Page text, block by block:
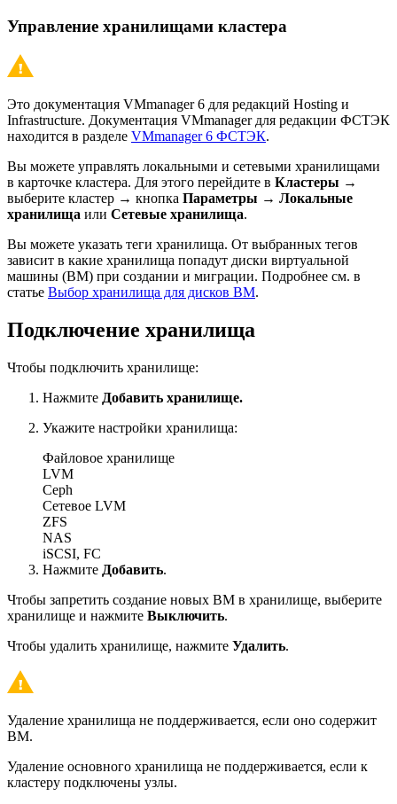
Управление хранилищами кластера
Это документация VMmanager 6 для редакций Hosting и
Infrastructure. Документация VMmanager для редакции ФСТЭК
находится в разделе VMmanager 6 ФСТЭК.
Вы можете управлять локальными и сетевыми хранилищами
в карточке кластера. Для этого перейдите в Кластеры →
выберите кластер → кнопка Параметры → Локальные
хранилища или Сетевые хранилища.
Вы можете указать теги хранилища. От выбранных тегов
зависит в какие хранилища попадут диски виртуальной
машины (ВМ) при создании и миграции. Подробнее см. в
статье Выбор хранилища для дисков ВМ.
Подключение хранилища
Чтобы подключить хранилище:
Нажмите Добавить хранилище.
Укажите настройки хранилища:
Файловое хранилище
LVM
Ceph
Сетевое LVM
ZFS
NAS
iSCSI, FC
Нажмите Добавить.
Чтобы запретить создание новых ВМ в хранилище, выберите
хранилище и нажмите Выключить.
Чтобы удалить хранилище, нажмите Удалить.
Удаление хранилища не поддерживается, если оно содержит
ВМ.
Удаление основного хранилища не поддерживается, если к
кластеру подключены узлы.